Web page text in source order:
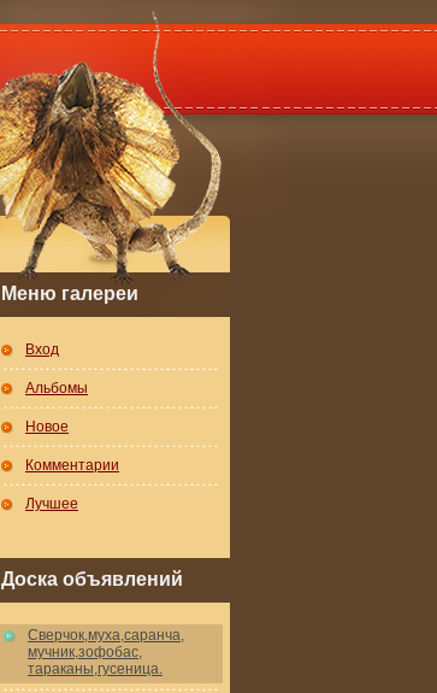
Меню галереи
Вход
Альбомы
Новое
Комментарии
Лучшее
Доска объявлений
Cверчок,муха,саранча,
мучник,зофобас,
тараканы,гусеница.